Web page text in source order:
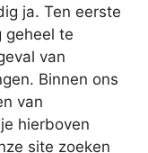
ja. Ten eerste
geheel te
van
Binnen ons
van
hierboven
site zoeken